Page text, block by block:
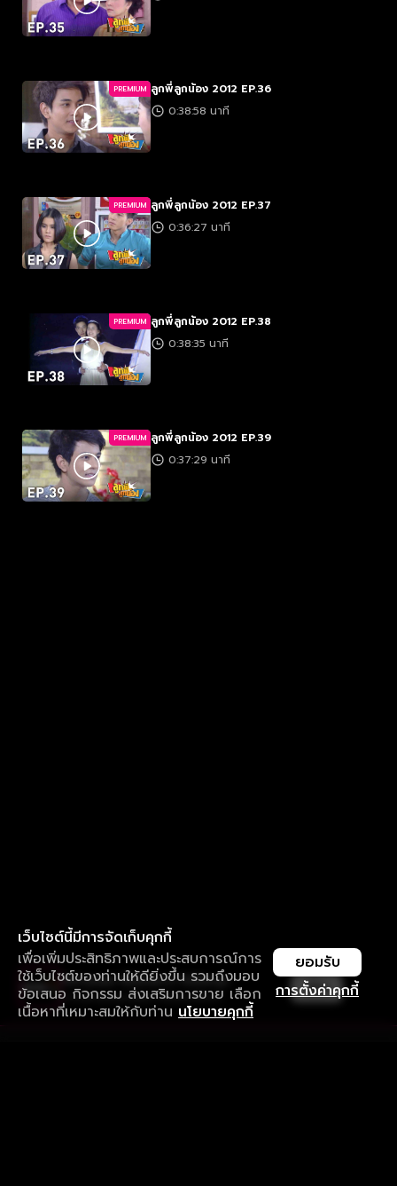
PREMIUM ลูกพี่ลูกน้อง 2012 EP.36
0:38:58 นาที
PREMIUM ลูกพี่ลูกน้อง 2012 EP.37
0:36:27 นาที
PREMIUM ลูกพี่ลูกน้อง 2012 EP.38
0:38:35 นาที
PREMIUM ลูกพี่ลูกน้อง 2012 EP.39
0:37:29 นาที
เว็บไซต์นี้มีการจัดเก็บคุกกี้
เพื่อเพิ่มประสิทธิภาพและประสบการณ์การ
ใช้เว็บไซต์ของท่านให้ดียิ่งขึ้น รวมถึงมอบ
ข้อเสนอ กิจกรรม ส่งเสริมการขาย เลือก
เนื้อหาที่เหมาะสมให้กับท่าน นโยบายคุกกี้
การตั้งค่าคุกกี้
ยอมรับ
ใช้งานแอป ลื่นไหลกว่า ไม่มีสะดุด
ดาวน์โหลดแอปเพื่อการรับชมที่ดีกว่า เปิด